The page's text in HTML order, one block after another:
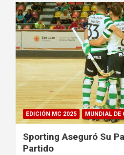
EDICIÓN MC 2025 MUNDIAL DE
Sporting Aseguró Su
Partido